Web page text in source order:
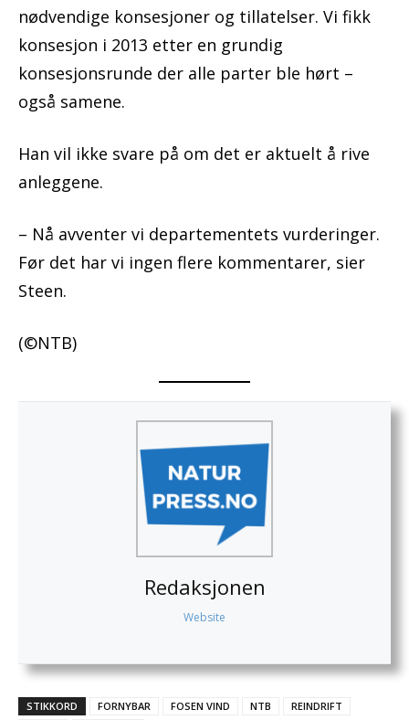
nødvendige konsesjoner og tillatelser. Vi fikk
konsesjon i 2013 etter en grundig
konsesjonsrunde der alle parter ble hørt –
også samene.
Han vil ikke svare på om det er aktuelt å rive
anleggene.
– Nå avventer vi departementets vurderinger.
Før det har vi ingen flere kommentarer, sier
Steen.
(©NTB)
Redaksjonen
Website
STIKKORD FORNYBAR FOSEN VIND NTB REINDRIFT